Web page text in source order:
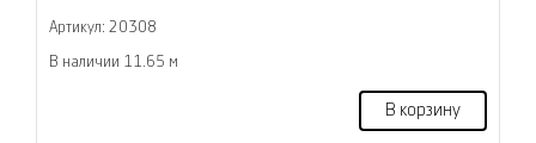
Артикул: 20308
В наличии 11.65 м
В корзину